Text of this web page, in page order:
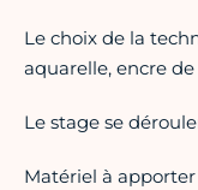
Le choix de la
aquarelle, encre
Le stage se
Matériel à